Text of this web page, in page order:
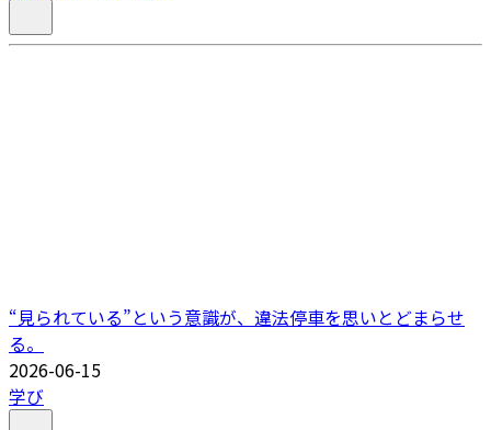
“見られている”という意識が、違法停車を思いとどまらせ
る。
2026-06-15
学び